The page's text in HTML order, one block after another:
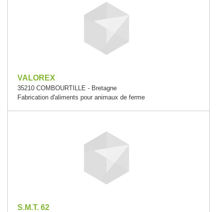
VALOREX
35210 COMBOURTILLE - Bretagne
Fabrication d'aliments pour animaux de ferme
S.M.T. 62